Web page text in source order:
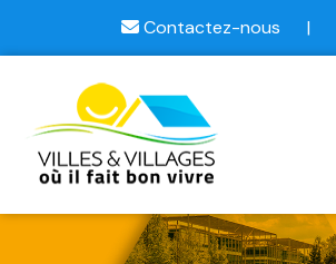
Contactez-nous |